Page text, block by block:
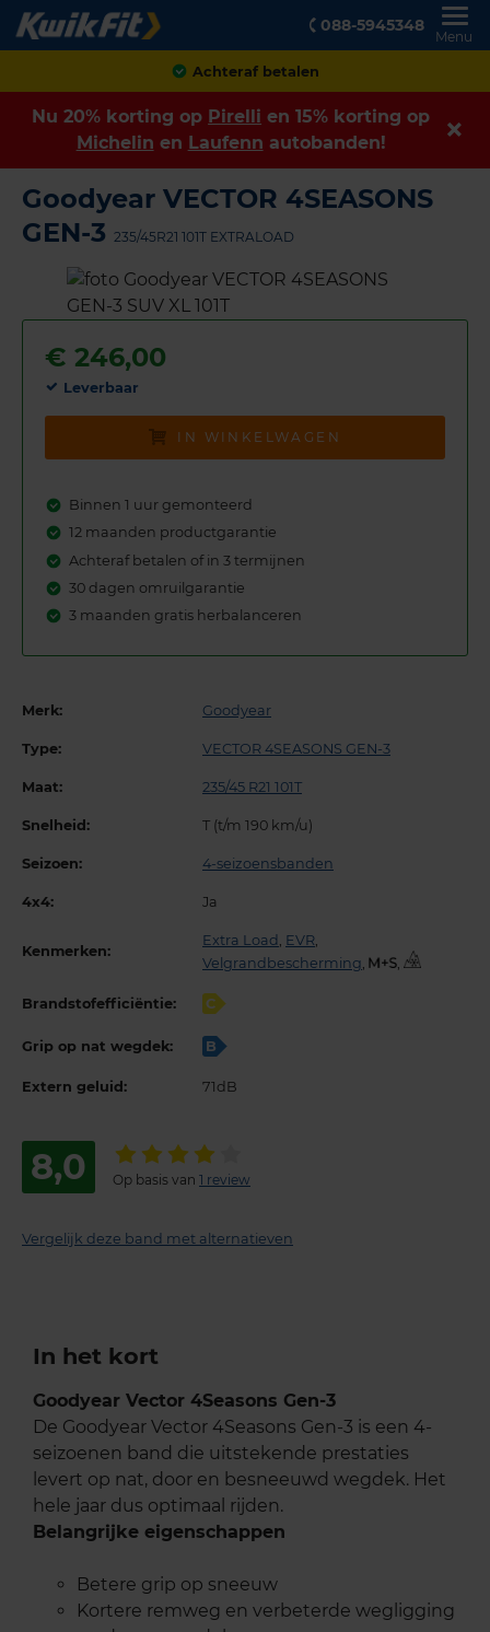
088-5945348
Menu
Klanten geven ons een
Nu 20% korting op Pirelli en 15% korting op
Michelin en Laufenn autobanden!
Goodyear VECTOR 4SEASONS
GEN-3 235/45R21 101T EXTRALOAD
€ 246,00
Leverbaar
IN WINKELWAGEN
Binnen 1 uur gemonteerd
12 maanden productgarantie
Achteraf betalen of in 3 termijnen
30 dagen omruilgarantie
3 maanden gratis herbalanceren
Merk: Goodyear
Type: VECTOR 4SEASONS GEN-3
Maat: 235/45 R21 101T
Snelheid: T (t/m 190 km/u)
Seizoen: 4-seizoensbanden
4x4: Ja
Kenmerken:
Extra Load EVR
Velgrandbescherming
,
Brandstofefficiëntie: C
Grip op nat wegdek: B
Extern geluid: 71dB
8,0 Op basis van 1 review
Vergelijk deze band met alternatieven
In het kort
Goodyear Vector 4Seasons Gen-3
De Goodyear Vector 4Seasons Gen-3 is een 4-
seizoenen band die uitstekende prestaties
levert op nat, door en besneeuwd wegdek. Het
hele jaar dus optimaal rijden.
Belangrijke eigenschappen
Betere grip op sneeuw
Kortere remweg en verbeterde wegligging